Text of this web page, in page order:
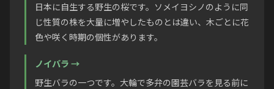
日本に自生する野生の桜です。ソメイヨシノのように同
じ性質の株を大量に増やしたものとは違い、木ごとに花
色や咲く時期の個性があります。
ノイバラ→
野生バラの一つです。大輪で多弁の園芸バラを見る前に